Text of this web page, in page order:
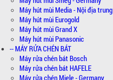
Máy hút mùi Media - Nội địa trung
Máy hút mùi Eurogold
Máy hút mùi Grand X
Máy hút mùi Panasonic
-- MÁY RỬA CHÉN BÁT
Máy rửa chén bát Bosch
Máy rửa chén bát HAFELE
Máy rửa chén Miele - Germany